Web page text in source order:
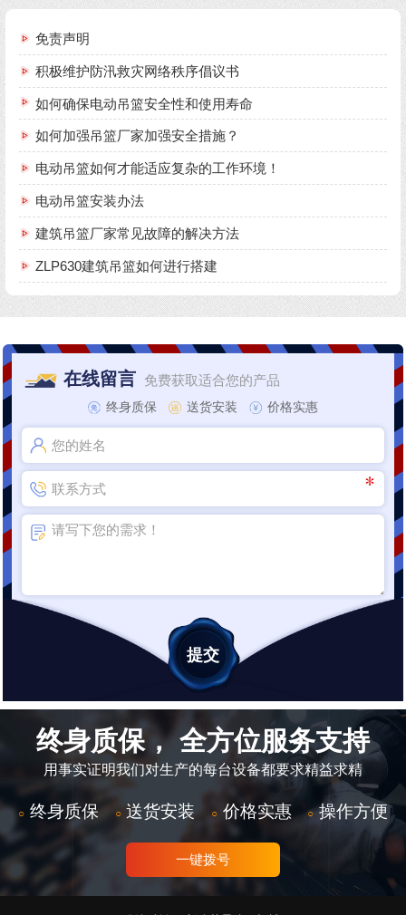
免责声明
积极维护防汛救灾网络秩序倡议书
如何确保电动吊篮安全性和使用寿命
如何加强吊篮厂家加强安全措施？
电动吊篮如何才能适应复杂的工作环境！
电动吊篮安装办法
建筑吊篮厂家常见故障的解决方法
ZLP630建筑吊篮如何进行搭建
在线留言 免费获取适合您的产品
终身质保 送货安装 价格实惠
终身质保， 全方位服务支持
用事实证明我们对生产的每台设备都要求精益求精
○ 终身质保 ○ 送货安装 ○ 价格实惠 ○ 操作方便
一键拨号